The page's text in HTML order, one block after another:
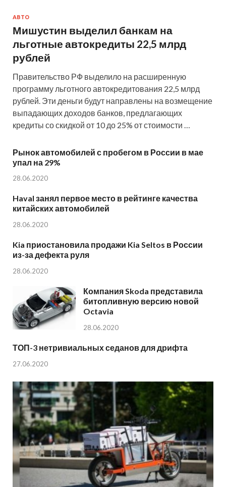
АВТО
Мишустин выделил банкам на
льготные автокредиты 22,5 млрд
рублей
Правительство РФ выделило на расширенную
программу льготного автокредитования 22,5 млрд
рублей. Эти деньги будут направлены на возмещение
выпадающих доходов банков, предлагающих
кредиты со скидкой от 10 до 25% от стоимости …
Рынок автомобилей с пробегом в России в мае
упал на 29%
28.06.2020
Haval занял первое место в рейтинге качества
китайских автомобилей
28.06.2020
Kia приостановила продажи Kia Seltos в России
из-за дефекта руля
28.06.2020
Компания Skoda представила
битопливную версию новой
Octavia
28.06.2020
ТОП-3 нетривиальных седанов для дрифта
27.06.2020